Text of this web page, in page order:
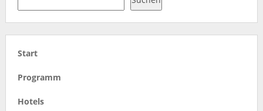
Start
Programm
Hotels